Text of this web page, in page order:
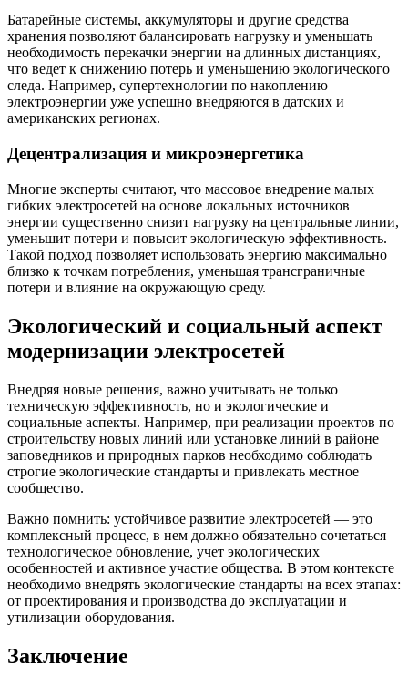
Батарейные системы, аккумуляторы и другие средства
хранения позволяют балансировать нагрузку и уменьшать
необходимость перекачки энергии на длинных дистанциях,
что ведет к снижению потерь и уменьшению экологического
следа. Например, супертехнологии по накоплению
электроэнергии уже успешно внедряются в датских и
американских регионах.
Децентрализация и микроэнергетика
Многие эксперты считают, что массовое внедрение малых
гибких электросетей на основе локальных источников
энергии существенно снизит нагрузку на центральные линии,
уменьшит потери и повысит экологическую эффективность.
Такой подход позволяет использовать энергию максимально
близко к точкам потребления, уменьшая трансграничные
потери и влияние на окружающую среду.
Экологический и социальный аспект
модернизации электросетей
Внедряя новые решения, важно учитывать не только
техническую эффективность, но и экологические и
социальные аспекты. Например, при реализации проектов по
строительству новых линий или установке линий в районе
заповедников и природных парков необходимо соблюдать
строгие экологические стандарты и привлекать местное
сообщество.
Важно помнить: устойчивое развитие электросетей — это
комплексный процесс, в нем должно обязательно сочетаться
технологическое обновление, учет экологических
особенностей и активное участие общества. В этом контексте
необходимо внедрять экологические стандарты на всех этапах:
от проектирования и производства до эксплуатации и
утилизации оборудования.
Заключение